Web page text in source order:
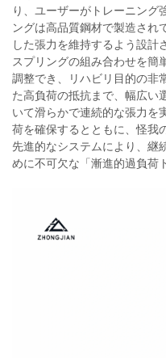
り、ユーザーがトレーニング
ングは高品質鋼材で製造され
した張力を維持するよう設計
スプリングの組み合わせを簡
調整でき、リハビリ目的の非
た高負荷の抵抗まで、幅広い
いて滑らかで連続的な張力を
荷を確保するとともに、怪我
先進的なシステムにより、継
めに不可欠な「漸進的過負荷